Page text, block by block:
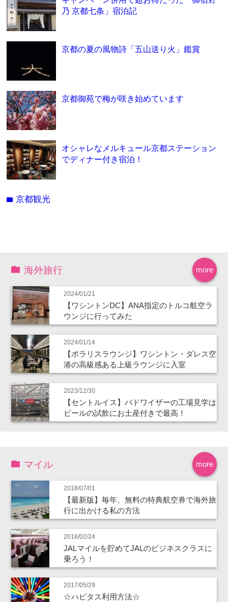
乃 京都七条」宿泊記
京都の夏の風物詩「五山送り火」鑑賞
京都御苑で梅が咲き始めています
オシャレなメルキュール京都ステーション
でディナー付き宿泊！
folder京都観光
more
海外旅行
2024/01/21
【ワシントンDC】ANA指定のトルコ航空ラ
ウンジに行ってみた
2024/01/14
【ポラリスラウンジ】ワシントン・ダレス空
港の高級感ある上級ラウンジに入室
2023/12/30
【セントルイス】バドワイザーの工場見学は
ビールの試飲にお土産付きで最高！
more
マイル
2018/07/01
【最新版】毎年、無料の特典航空券で海外旅
行に出かける私の方法
2018/02/24
JALマイルを貯めてJALのビジネスクラスに
乗ろう！
2017/05/29
☆ハピタス利用方法☆